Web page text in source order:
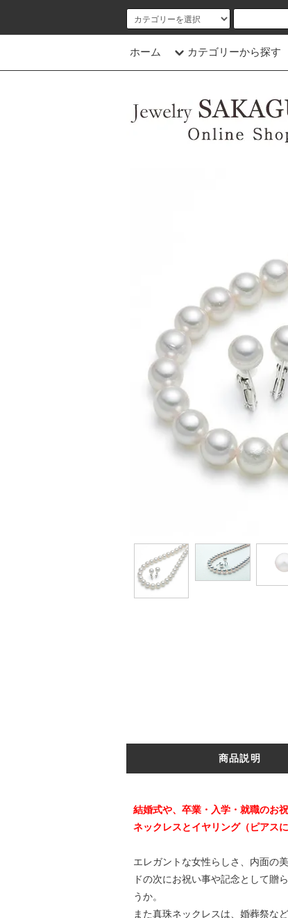
ホーム カテゴリーから探す
商品説明
結婚式や、卒業・入学・就職のお
ネックレスとイヤリング（ピアス
エレガントな女性らしさ、内面の
ドの次にお祝い事や記念として贈
うか。
また真珠ネックレスは、婚葬祭な